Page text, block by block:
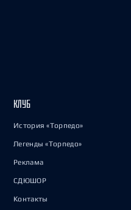
КЛУБ
История «Торпедо»
Легенды «Торпедо»
Реклама
СДЮШОР
Контакты